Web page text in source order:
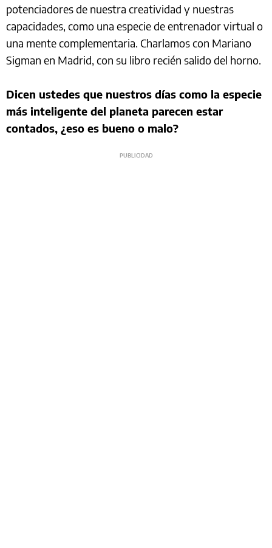
potenciadores de nuestra creatividad y nuestras
capacidades, como una especie de entrenador virtual o
una mente complementaria. Charlamos con Mariano
Sigman en Madrid, con su libro recién salido del horno.
Dicen ustedes que nuestros días como la especie
más inteligente del planeta parecen estar
contados, ¿eso es bueno o malo?